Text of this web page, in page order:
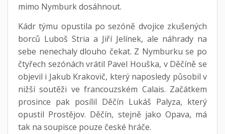
mimo Nymburk dosáhnout.
Kádr týmu opustila po sezóně dvojice zkušených
borců Luboš Stria a Jiří Jelínek, ale náhrady na
sebe nenechaly dlouho čekat. Z Nymburku se po
čtyřech sezónách vrátil Pavel Houška, v Děčíně se
objevil i Jakub Krakovič, který naposledy působil v
nižší soutěži ve francouzském Calais. Začátkem
prosince pak posílil Děčín Lukáš Palyza, který
opustil Prostějov. Děčín, stejně jako Opava, má
tak na soupisce pouze české hráče.